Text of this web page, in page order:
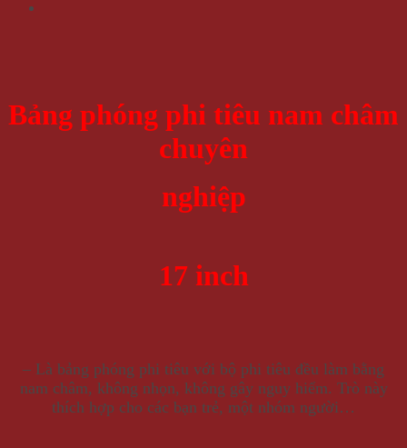
Bảng phóng phi tiêu nam châm
chuyên
nghiệp
17 inch
– Là bảng phóng phi tiêu với bộ phi tiêu đều làm bằng
nam châm, không nhọn, không gây nguy hiểm. Trò này
thích hợp cho các bạn trẻ, một nhóm người…